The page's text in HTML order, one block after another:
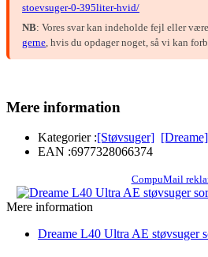
stoevsuger-0-395liter-hvid/
NB: Vores svar kan indeholde fejl eller
gerne , hvis du opdager noget, så vi kan
Mere information
Kategorier :[Støvsuger] [Dreame]
EAN :6977328066374
CompuMail
Mere information
Dreame L40 Ultra AE støvsuger